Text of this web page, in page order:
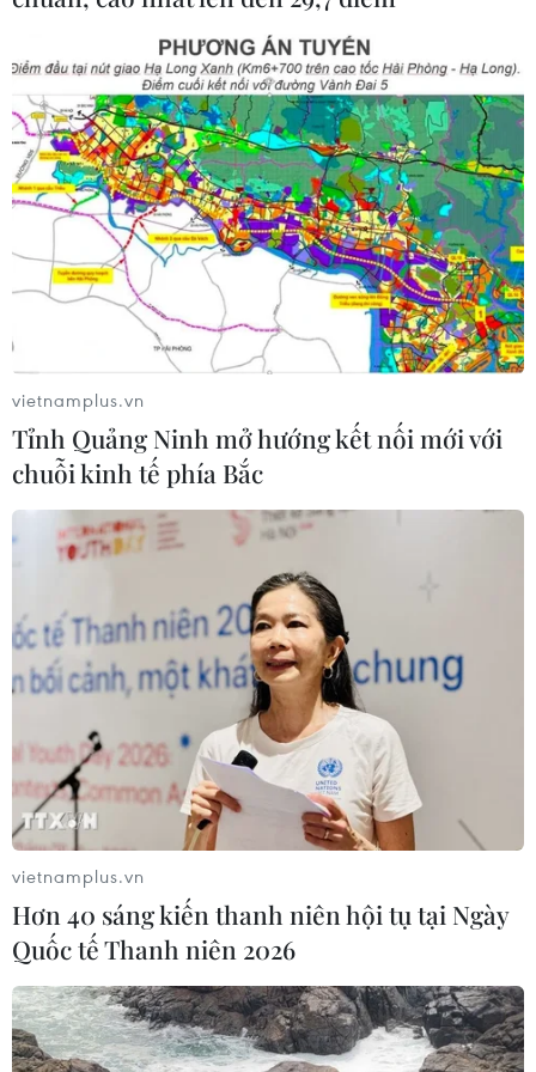
du khách tại Ninh Bình," anh Tự chia sẻ./.
(TTXVN/Vietnam+)
#Ninh Bình #Điêu khắc ánh sáng
#Quảng bá văn hóa-lịch sử
Theo dõi VietnamPlus
TIN LIÊN QUAN
vietnamplus.vn
Tỉnh Quảng Ninh mở hướng kết nối mới với
chuỗi kinh tế phía Bắc
vietnamplus.vn
Hơn 40 sáng kiến thanh niên hội tụ tại Ngày
Quốc tế Thanh niên 2026